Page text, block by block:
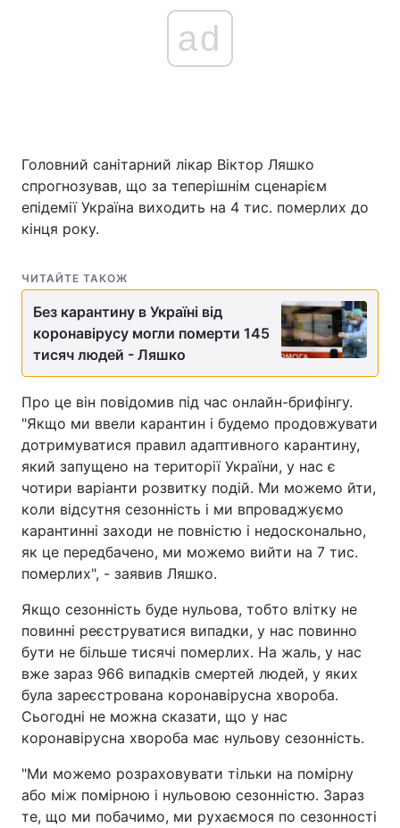
ad
Головний санітарний лікар Віктор Ляшко
спрогнозував, що за теперішнім сценарієм
епідемії Україна виходить на 4 тис. померлих до
кінця року.
ЧИТАЙТЕ ТАКОЖ
Без карантину в Україні від
коронавірусу могли померти 145
тисяч людей - Ляшко
Про це він повідомив під час онлайн-брифінгу.
"Якщо ми ввели карантин і будемо продовжувати
дотримуватися правил адаптивного карантину,
який запущено на території України, у нас є
чотири варіанти розвитку подій. Ми можемо йти,
коли відсутня сезонність і ми впроваджуємо
карантинні заходи не повністю і недосконально,
як це передбачено, ми можемо вийти на 7 тис.
померлих", - заявив Ляшко.
Якщо сезонність буде нульова, тобто влітку не
повинні реєструватися випадки, у нас повинно
бути не більше тисячі померлих. На жаль, у нас
вже зараз 966 випадків смертей людей, у яких
була зареєстрована коронавірусна хвороба.
Сьогодні не можна сказати, що у нас
коронавірусна хвороба має нульову сезонність.
"Ми можемо розраховувати тільки на помірну
або між помірною і нульовою сезонністю. Зараз
те, що ми побачимо, ми рухаємося по сезонності